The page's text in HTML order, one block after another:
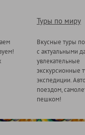
Туры по миру
Вкусные туры
с актуальными
увлекательные
экскурсионные
экспедиции.
поездом,
пешком!